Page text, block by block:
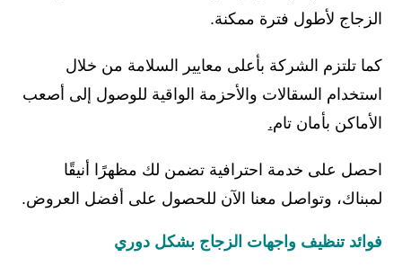
الزجاج لأطول فترة ممكنة.
كما تلتزم الشركة بأعلى معايير السلامة من خلال
استخدام السقالات والأحزمة الواقية للوصول إلى أصعب
الأماكن بأمان تام.
احصل على خدمة احترافية تضمن لك مظهرًا أنيقًا
لمبناك، وتواصل معنا الآن للحصول على أفضل العروض.
فوائد تنظيف واجهات الزجاج بشكل دوري